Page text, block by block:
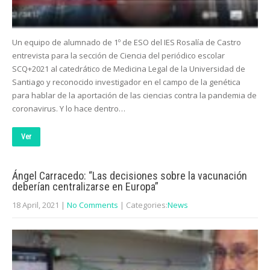
Un equipo de alumnado de 1º de ESO del IES Rosalía de Castro
entrevista para la sección de Ciencia del periódico escolar
SCQ+2021 al catedrático de Medicina Legal de la Universidad de
Santiago y reconocido investigador en el campo de la genética
para hablar de la aportación de las ciencias contra la pandemia de
coronavirus. Y lo hace dentro…
Ver
Ángel Carracedo: “Las decisiones sobre la vacunación
deberían centralizarse en Europa”
18 April, 2021 | No Comments | Categories:News